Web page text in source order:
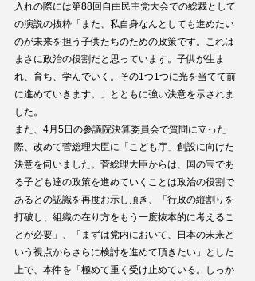
入れの際には第88回自由民主党大会での総裁として
の演説の抜粋「また、私自身なんとしても進めたい
のが未来を担う子供たちのための政策です。これは
まさに政治の役割だと思っています。子供が生ま
れ、育ち、学んでいく。その1つ1つに光を当てて前
に進めていきます。」とともに強い決意を示されま
した。
また、4月5日の参議院決算委員会で質問に立った
際、改めて菅総理大臣に「こども庁」創設に向けた
決意を伺いました。菅総理大臣からは、国の宝であ
る子ども達の政策を進めていくことは政治の役割で
あるとの認識を再度お示し頂き、「行政の縦割りを
打破し、組織の在り方をもう一度抜本的に考えるこ
とが必要」、「まずは党内において、日本の未来と
いう視点からさらに検討を進めて頂きたい」とした
上で、本件を「極めて重く受け止めている。しっか